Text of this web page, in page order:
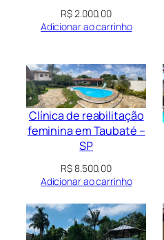
R$2.000,00
Adicionar ao carrinho
Clínica de reabilitação
feminina em Taubaté –
SP
R$8.500,00
Adicionar ao carrinho